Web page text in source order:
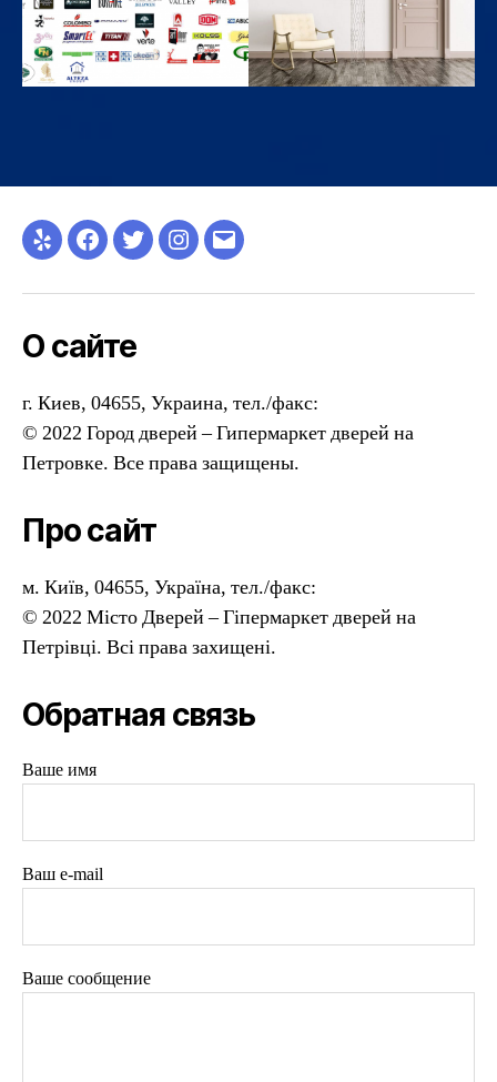
Yelp Facebook
TwitterInstagram
Email
О сайте
г. Киев, 04655, Украина, тел./факс:
© 2022 Город дверей – Гипермаркет дверей на
Петровке. Все права защищены.
Про сайт
м. Київ, 04655, Україна, тел./факс:
© 2022 Місто Дверей – Гіпермаркет дверей на
Петрівці. Всі права захищені.
Обратная связь
Ваше имя
Ваш e-mail
Ваше сообщение